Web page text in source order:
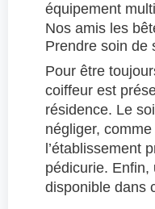
équipement
Nos amis les
Prendre soin de
Pour être
coiffeur est
résidence. Le
négliger, comme
l’établissement
pédicurie. Enfin,
disponible dans